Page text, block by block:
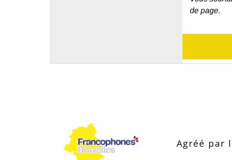
Agréé par